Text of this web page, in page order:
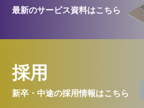
最新のサービス資料はこちら
採用
新卒・中途の採用情報はこちら